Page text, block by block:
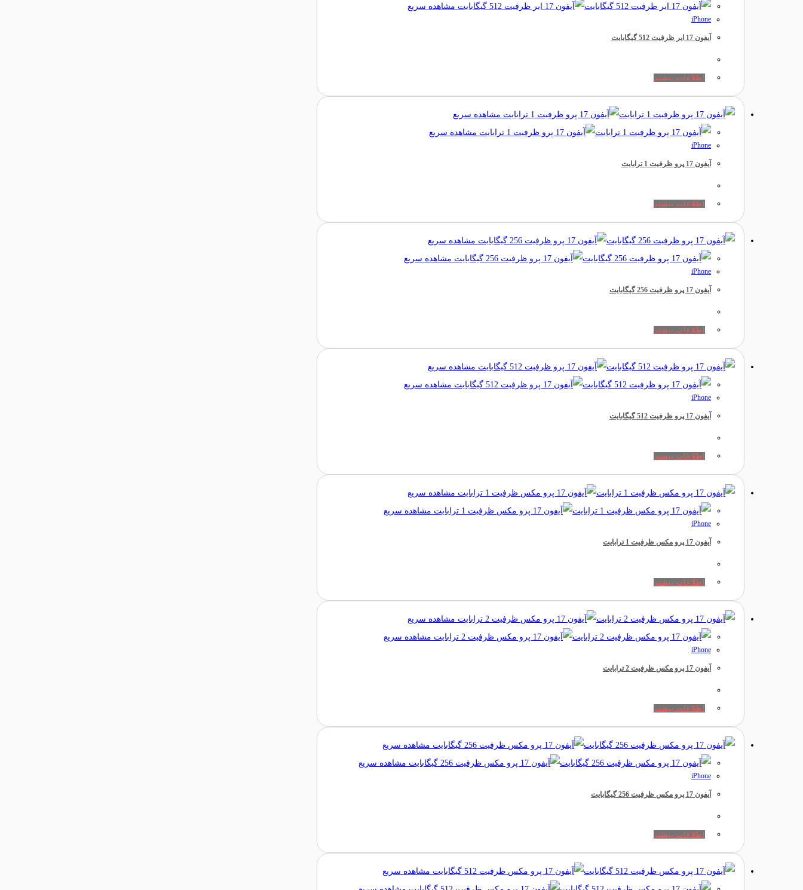
مشاهده سریع
iPhone
آیفون 17 ایر ظرفیت 512 گیگابایت
اطلاعات بیشتر
مشاهده سریع
مشاهده سریع
iPhone
آیفون 17 پرو ظرفیت 1 ترابایت
اطلاعات بیشتر
مشاهده سریع
مشاهده سریع
iPhone
آیفون 17 پرو ظرفیت 256 گیگابایت
اطلاعات بیشتر
مشاهده سریع
مشاهده سریع
iPhone
آیفون 17 پرو ظرفیت 512 گیگابایت
اطلاعات بیشتر
مشاهده سریع
مشاهده سریع
iPhone
آیفون 17 پرو مکس ظرفیت 1 ترابایت
اطلاعات بیشتر
مشاهده سریع
مشاهده سریع
iPhone
آیفون 17 پرو مکس ظرفیت 2 ترابایت
اطلاعات بیشتر
مشاهده سریع
مشاهده سریع
iPhone
آیفون 17 پرو مکس ظرفیت 256 گیگابایت
اطلاعات بیشتر
مشاهده سریع